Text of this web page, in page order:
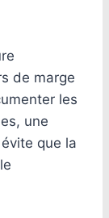
de marge
les
une
évite que la